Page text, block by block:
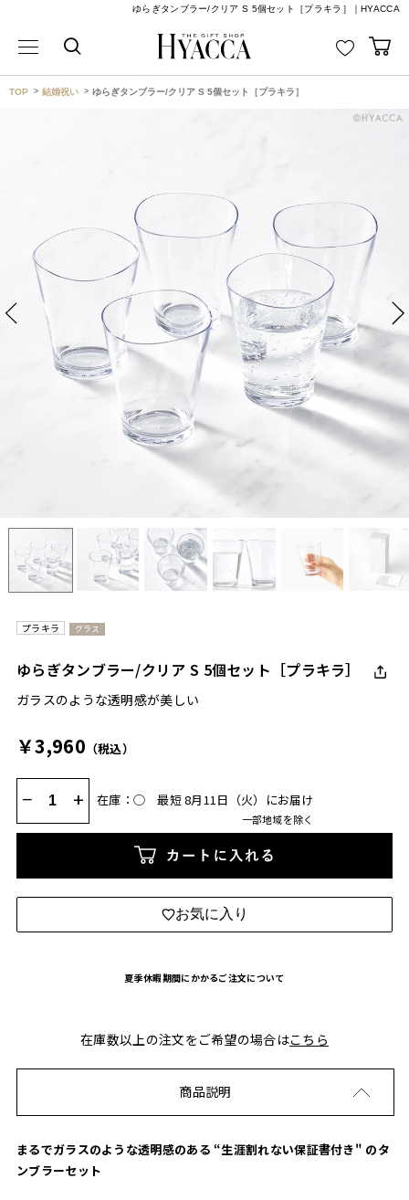
ゆらぎタンブラー/クリア S 5個セット［プラキラ］｜HYACCA
TOP 結婚祝い ゆらぎタンブラー/クリア S 5個セット［プラキラ］
プラキラ グラス
ゆらぎタンブラー/クリア S 5個セット［プラキラ］
ガラスのような透明感が美しい
￥3,960 （税込）
− + 在庫：◯ 最短 8月11日（火）にお届け
一部地域を除く
カートに入れる
お気に入り
夏季休暇期間にかかるご注文について
在庫数以上の注文をご希望の場合はこちら
商品説明
まるでガラスのような透明感のある “生涯割れない保証書付き" のタ
ンブラーセット